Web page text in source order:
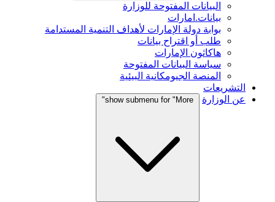
البيانات المفتوحة للوزارة
بيانات.امارات
بوابة دولة الإمارات لأهداف التنمية المستدامة
طلب أو اقتراح بيانات
هاكاثون الإمارات
سياسة البيانات المفتوحة
المنصة الجيومكانية البيئية
التشريعات
عن الوزارة
show submenu for "More"